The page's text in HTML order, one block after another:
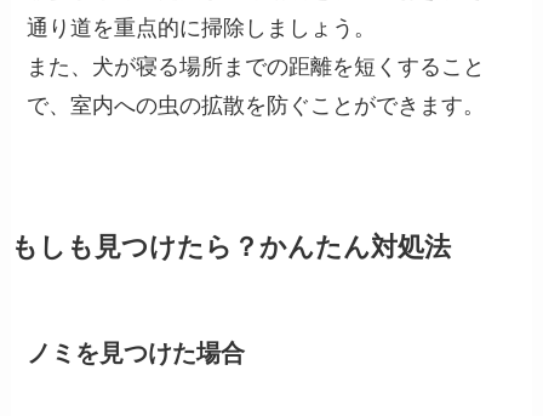
通り道を重点的に掃除しましょう。
また、犬が寝る場所までの距離を短くすること
で、室内への虫の拡散を防ぐことができます。
もしも見つけたら？かんたん対処法
ノミを見つけた場合